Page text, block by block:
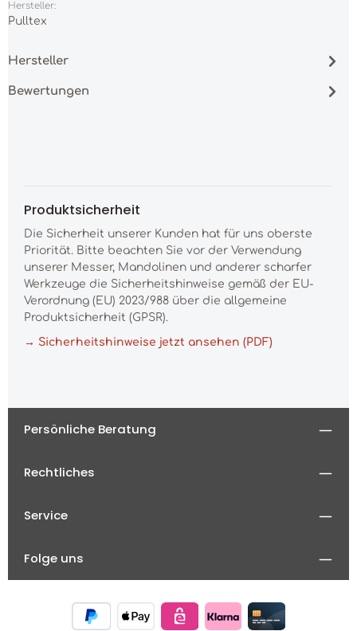
Hersteller:
Pulltex
Hersteller
Bewertungen
Produktsicherheit
Die Sicherheit unserer Kunden hat für uns oberste
Priorität. Bitte beachten Sie vor der Verwendung
unserer Messer, Mandolinen und anderer scharfer
Werkzeuge die Sicherheitshinweise gemäß der EU-
Verordnung (EU) 2023/988 über die allgemeine
Produktsicherheit (GPSR).
→ Sicherheitshinweise jetzt ansehen (PDF)
Persönliche Beratung
Rechtliches
Service
Folge uns